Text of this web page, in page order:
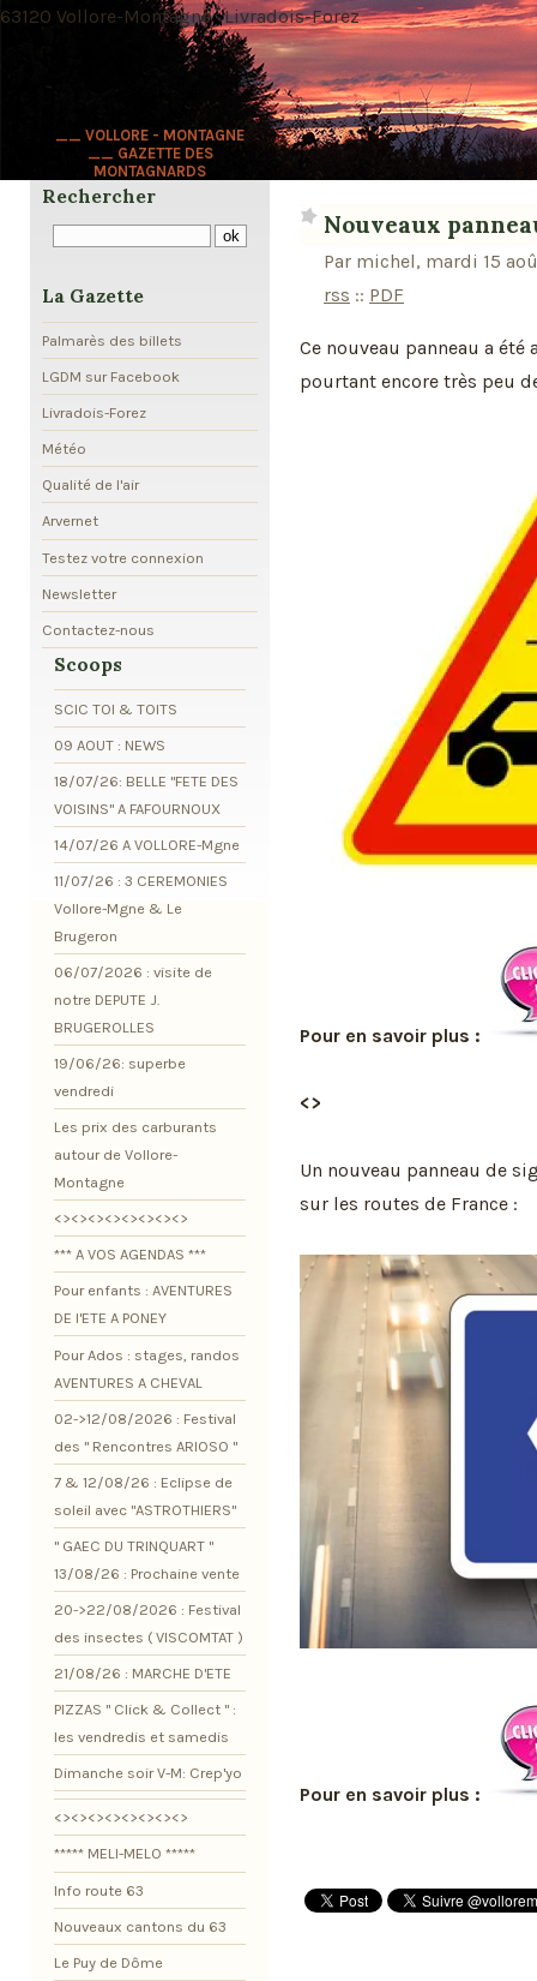
__ VOLLORE - MONTAGNE
__ GAZETTE DES
MONTAGNARDS
63120 Vollore-Montagne · Livradois-Forez
Nouveaux
Par michel, mardi 15
rss :: PDF
Ce nouveau panneau a été
pourtant encore très peu
Pour en savoir plus :
<>
Un nouveau panneau de
sur les routes de France :
Pour en savoir plus :
Rechercher
La Gazette
Palmarès des billets
LGDM sur Facebook
Livradois-Forez
Météo
Qualité de l'air
Arvernet
Testez votre connexion
Newsletter
Contactez-nous
Scoops
SCIC TOI & TOITS
09 AOUT : NEWS
18/07/26: BELLE "FETE DES
VOISINS" A FAFOURNOUX
14/07/26 A VOLLORE-Mgne
11/07/26 : 3 CEREMONIES
Vollore-Mgne & Le
Brugeron
06/07/2026 : visite de
notre DEPUTE J.
BRUGEROLLES
19/06/26: superbe
vendredi
Les prix des carburants
autour de Vollore-
Montagne
<><><><><><><><>
*** A VOS AGENDAS ***
Pour enfants : AVENTURES
DE l'ETE A PONEY
Pour Ados : stages, randos
AVENTURES A CHEVAL
02->12/08/2026 : Festival
des " Rencontres ARIOSO "
7 & 12/08/26 : Eclipse de
soleil avec "ASTROTHIERS"
" GAEC DU TRINQUART "
13/08/26 : Prochaine vente
20->22/08/2026 : Festival
des insectes ( VISCOMTAT )
21/08/26 : MARCHE D'ETE
PIZZAS " Click & Collect " :
les vendredis et samedis
Dimanche soir V-M: Crep'yo
<><><><><><><><>
***** MELI-MELO *****
Info route 63
Nouveaux cantons du 63
Le Puy de Dôme